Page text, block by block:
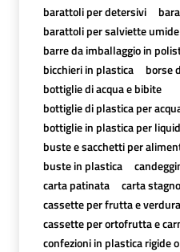
barattoli per detersivi
barattoli per salviette umide
barre da imballaggio in
bicchieri in plastica
borse
bottiglie di acqua e bibite
bottiglie di plastica per
bottiglie in plastica per
buste e sacchetti per
buste in plastica
carta patinata
carta
cassette per frutta e verdura
cassette per ortofrutta e
confezioni in plastica rigide